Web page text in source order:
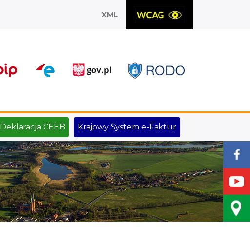
XML
Deklaracja CEEB Krajowy System e-Faktur